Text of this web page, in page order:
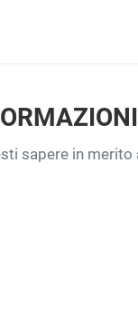
sapere in merito